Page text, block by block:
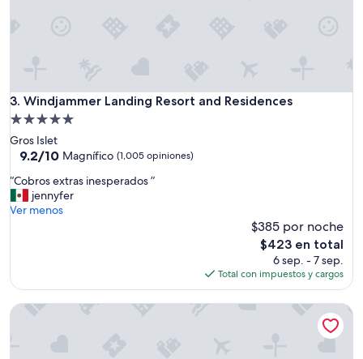
3. Windjammer Landing Resort and Residences
Windjammer Landing Resort and Residences
Propiedad
de
5.0
Gros Islet
9.2
10,
Magnífico,
(1,005
9.2/10 Magnífico (1,005 opiniones)
“
C
o
e
t
“Cobros extras inesperados ”
jennyfer
Ver menos
$385 por noche
El
precio
actual
es
de
$423 en total
6 sep. - 7 sep.
Total con impuestos y cargos
The Landings Resort & Spa